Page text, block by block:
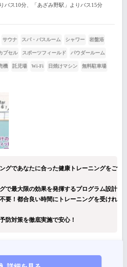
バス10分、「あざみ野駅」よりバス15分
サウナ スパ・バスルーム シャワー 岩盤浴
プセル スポーツフィールド パウダールーム
機 託児場 Wi-Fi 日焼けマシン 無料駐車場
グであなたに合った健康トレーニングをご
で最大限の効果を発揮するプログラム設計
要！都合良い時間にトレーニングを受けれ
防対策を徹底実施で安心！